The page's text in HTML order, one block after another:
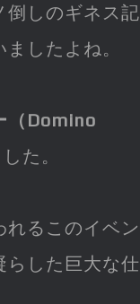
倒しのギネス記
したよね。
（Domino
た。
れるこのイベン
らした巨大な仕